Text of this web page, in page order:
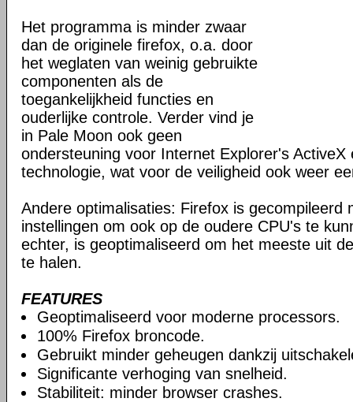
Het programma is minder zwaar
dan de originele firefox, o.a. door
het weglaten van weinig gebruikte
componenten als de
toegankelijkheid functies en
ouderlijke controle. Verder vind je
in Pale Moon ook geen
ondersteuning voor Internet Explorer's ActiveX
technologie, wat voor de veiligheid ook weer
Andere optimalisaties: Firefox is gecompileerd
instellingen om ook op de oudere CPU's te
echter, is geoptimaliseerd om het meeste uit
te halen.
FEATURES
Geoptimaliseerd voor moderne processors.
100% Firefox broncode.
Gebruikt minder geheugen dankzij
Significante verhoging van snelheid.
Stabiliteit: minder browser crashes.